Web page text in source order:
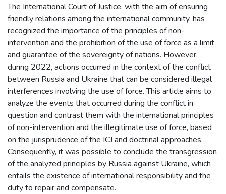
The International Court of Justice, with the aim of ensuring
friendly relations among the international community, has
recognized the importance of the principles of non-
intervention and the prohibition of the use of force as a limit
and guarantee of the sovereignty of nations. However,
during 2022, actions occurred in the context of the conflict
between Russia and Ukraine that can be considered illegal
interferences involving the use of force. This article aims to
analyze the events that occurred during the conflict in
question and contrast them with the international principles
of non-intervention and the illegitimate use of force, based
on the jurisprudence of the ICJ and doctrinal approaches.
Consequently, it was possible to conclude the transgression
of the analyzed principles by Russia against Ukraine, which
entails the existence of international responsibility and the
duty to repair and compensate.